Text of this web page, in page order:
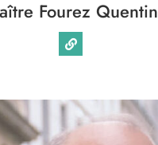
Fourez Quentin